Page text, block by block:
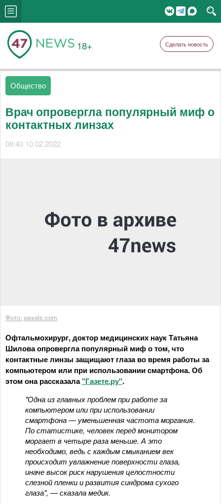
18+ Сделать новость
Общество
Врач опровергла популярный миф о
контактных линзах
08:40 10.02.2022
Фото: pexels.com
Офтальмохирург, доктор медицинских наук Татьяна
Шилова опровергла популярный миф о том, что
контактные линзы защищают глаза во время работы за
компьютером или при использовании смартфона. Об
этом она рассказала"Газете.ру".
"Одна из главных проблем при работе за
компьютером или при использовании
смартфона — уменьшенная частота моргания.
По статистике, человек перед монитором
моргает в четыре раза меньше. А это
необходимо, ведь с каждым смыканием век
происходит увлажнение поверхности глаза,
иначе высок риск нарушения целостности
слезной пленки и развития синдрома сухого
глаза", — сказала медик.